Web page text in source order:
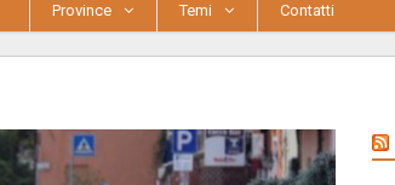
Province Temi Contatti